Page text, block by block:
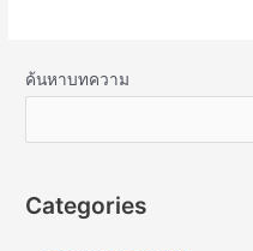
ค้นหาบทความ
Categories